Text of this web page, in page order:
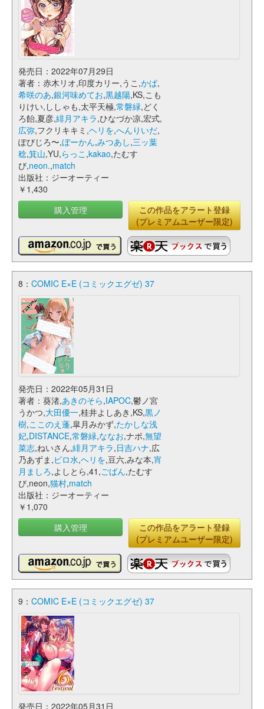
発売日：2022年07月29日
著者：赤木リオ,印度カリー,うこ,かぱ,
希咲のあ,銀河味めてお,黒越陽,KS,こも
りけい,ししゃも,太平天極,常磐緑,どく
ろ飴,夏彦,緋月アキラ,ひなづか凉,宏式,
広弥,フクリキキミ,ヘリを,へんりいだ,
ぽぴじろ〜,ぼーかん,みつあし,三ッ葉
稔,箕山,YU,らっこ ,kakao,たむす
び,neon.,match
出版社：ジーオーティー
￥1,430
購入管理
この作品をアラート登録
(プレミアムユーザー限定)
8： COMIC E×E (コミックエグゼ) 37
発売日：2022年05月31日
著者：葵渚,あきのそら,IAPOC,鬱ノ宮
うかつ,大田優一,桂井よしあき,KS,黒ノ
樹,ここのえ蓬,皐月みかず,たかしな浅
妃,DISTANCE,常磐緑,ななお,ナポ,無望
菜志,ねいさん,緋月アキラ,日吉ハナ,広
乃あずま,ピロ水,ヘリを,豆六,みな本,宵
月ましろ,よしとら,41,ごばん,たむす
び,neon,猫村,match
出版社：ジーオーティー
￥1,070
購入管理
この作品をアラート登録
(プレミアムユーザー限定)
9： COMIC E×E (コミックエグゼ) 37
発売日：2022年05月31日